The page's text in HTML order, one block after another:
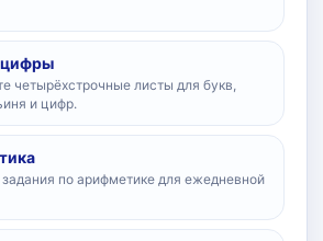
цифры
четырёхстрочные листы для букв,
и цифр.
по арифметике для ежедневной